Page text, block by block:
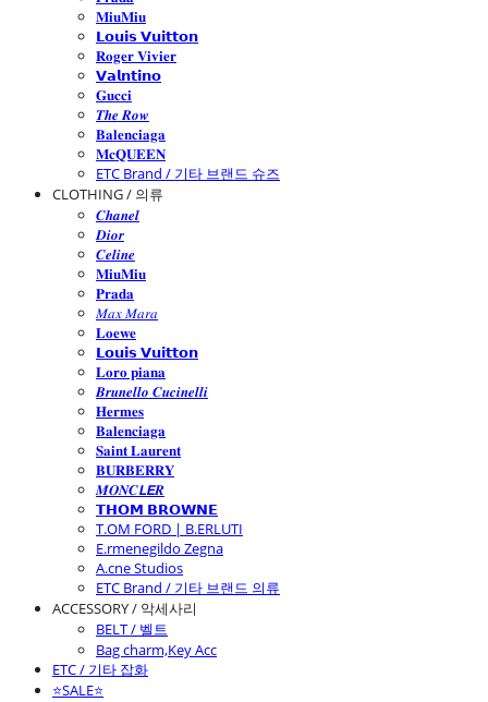
𝐌𝐢𝐮𝐌𝐢𝐮
𝗟𝗼𝘂𝗶𝘀 𝗩𝘂𝗶𝘁𝘁𝗼𝗻
𝐑𝐨𝐠𝐞𝐫 𝐕𝐢𝐯𝐢𝐞𝐫
𝗩𝗮𝗹𝗻𝘁𝗶𝗻𝗼
𝐆𝐮𝐜𝐜𝐢
𝑻𝒉𝒆 𝑹𝒐𝒘
𝐁𝐚𝐥𝐞𝐧𝐜𝐢𝐚𝐠𝐚
𝐌𝐜𝐐𝐔𝐄𝐄𝐍
ETC Brand / 기타 브랜드 슈즈
CLOTHING / 의류
𝑪𝒉𝒂𝒏𝒆𝒍
𝑫𝒊𝒐𝒓
𝑪𝒆𝒍𝒊𝒏𝒆
𝐌𝐢𝐮𝐌𝐢𝐮
𝐏𝐫𝐚𝐝𝐚
𝑀𝑎𝑥 𝑀𝑎𝑟𝑎
𝐋𝐨𝐞𝐰𝐞
𝗟𝗼𝘂𝗶𝘀 𝗩𝘂𝗶𝘁𝘁𝗼𝗻
𝐋𝐨𝐫𝐨 𝐩𝐢𝐚𝐧𝐚
𝑩𝒓𝒖𝒏𝒆𝒍𝒍𝒐 𝑪𝒖𝒄𝒊𝒏𝒆𝒍𝒍𝒊
𝐇𝐞𝐫𝐦𝐞𝐬
𝐁𝐚𝐥𝐞𝐧𝐜𝐢𝐚𝐠𝐚
𝐒𝐚𝐢𝐧𝐭 𝐋𝐚𝐮𝐫𝐞𝐧𝐭
𝐁𝐔𝐑𝐁𝐄𝐑𝐑𝐘
𝑴𝑶𝑵𝑪𝙇𝙀𝑹
𝗧𝗛𝗢𝗠 𝗕𝗥𝗢𝗪𝗡𝗘
T.OM FORD | B.ERLUTI
E.rmenegildo Zegna
A.cne Studios
ETC Brand / 기타 브랜드 의류
ACCESSORY / 악세사리
BELT / 벨트
Bag charm,Key Acc
ETC / 기타 잡화
⭐SALE⭐